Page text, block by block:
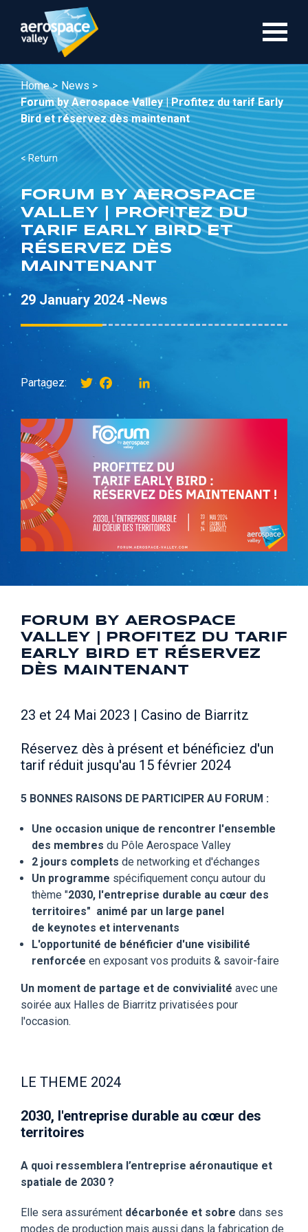
main
Home > News >
Forum by Aerospace Valley | Profitez du tarif Early
Bird et réservez dès maintenant
< Return
FORUM BY AEROSPACE
VALLEY | PROFITEZ DU
TARIF EARLY BIRD ET
RÉSERVEZ DÈS
MAINTENANT
29 January 2024 -News
Partagez: TwitterFacebookinstagram
FORUM BY AEROSPACE
VALLEY | PROFITEZ DU TARIF
EARLY BIRD ET RÉSERVEZ
DÈS MAINTENANT
23 et 24 Mai 2023 | Casino de Biarritz
Réservez dès à présent et bénéficiez d'un
tarif réduit jusqu'au 15 février 2024
5 BONNES RAISONS DE PARTICIPER AU FORUM :
Une occasion unique de rencontrer l'ensemble
des membres du Pôle Aerospace Valley
2 jours complets de networking et d'échanges
Un programme spécifiquement conçu autour du
thème "2030, l'entreprise durable au cœur des
territoires" animé par un large panel
de keynotes et intervenants
L'opportunité de bénéficier d'une visibilité
renforcée en exposant vos produits & savoir-faire
Un moment de partage et de convivialité avec une
soirée aux Halles de Biarritz privatisées pour
l'occasion.
LE THEME 2024
2030, l'entreprise durable au cœur des
territoires
A quoi ressemblera l’entreprise aéronautique et
spatiale de 2030 ?
Elle sera assurément décarbonée et sobre dans ses
modes de production mais aussi dans la fabrication de